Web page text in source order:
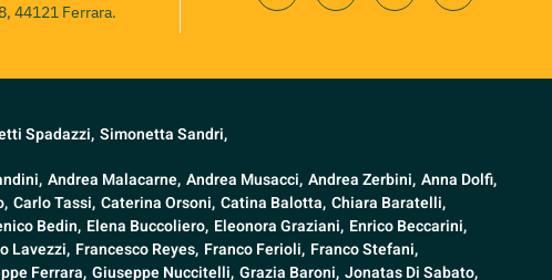
44121 Ferrara.
Spadazzi, Simonetta Sandri,
Andrea Malacarne, Andrea Musacci, Andrea Zerbini, Anna Dolfi,
Carlo Tassi, Caterina Orsoni, Catina Balotta, Chiara Baratelli,
Bedin, Elena Buccoliero, Eleonora Graziani, Enrico Beccarini,
Lavezzi, Francesco Reyes, Franco Ferioli, Franco Stefani,
Ferrara, Giuseppe Nuccitelli, Grazia Baroni, Jonatas Di Sabato,